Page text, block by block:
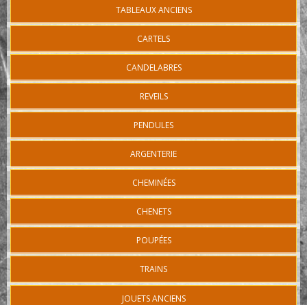
TABLEAUX ANCIENS
CARTELS
CANDELABRES
REVEILS
PENDULES
ARGENTERIE
CHEMINÉES
CHENETS
POUPÉES
TRAINS
JOUETS ANCIENS